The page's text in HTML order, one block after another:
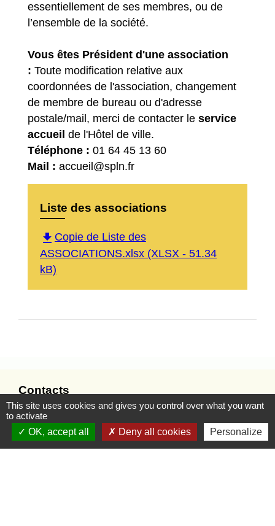
essentiellement de ses membres, ou de
l’ensemble de la société.
Vous êtes Président d'une association
: Toute modification relative aux
coordonnées de l'association, changement
de membre de bureau ou d'adresse
postale/mail, merci de contacter le service
accueil de l'Hôtel de ville.
Téléphone : 01 64 45 13 60
Mail : accueil@spln.fr
Liste des associations
file_download Copie de Liste des
ASSOCIATIONS.xlsx (XLSX - 51.34
kB)
Contacts
Commune de Saint-Pierre-lès-Nemours
7 chemin de la Messe
77140 Saint-Pierre-lès-Nemours - FRANCE
This site uses cookies and gives you control over what you want
to activate
OK, accept all
Deny all cookies Personalize